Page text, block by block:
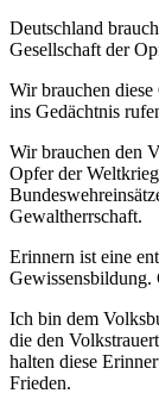
Deutschland
Gesellschaft der
Wir brauchen
ins Gedächtnis
Wir brauchen den
Opfer der
Gewaltherrschaft.
Erinnern ist eine
Gewissensbildung.
Ich bin dem
die den
halten diese
Frieden.